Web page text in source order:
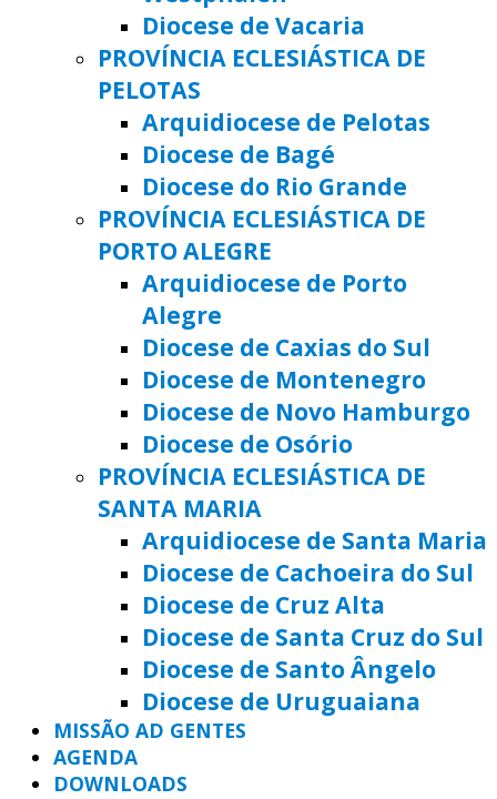
Diocese de Vacaria
PROVÍNCIA ECLESIÁSTICA DE
PELOTAS
Arquidiocese de Pelotas
Diocese de Bagé
Diocese do Rio Grande
PROVÍNCIA ECLESIÁSTICA DE
PORTO ALEGRE
Arquidiocese de Porto
Alegre
Diocese de Caxias do Sul
Diocese de Montenegro
Diocese de Novo Hamburgo
Diocese de Osório
PROVÍNCIA ECLESIÁSTICA DE
SANTA MARIA
Arquidiocese de Santa Maria
Diocese de Cachoeira do Sul
Diocese de Cruz Alta
Diocese de Santa Cruz do Sul
Diocese de Santo Ângelo
Diocese de Uruguaiana
MISSÃO AD GENTES
AGENDA
DOWNLOADS